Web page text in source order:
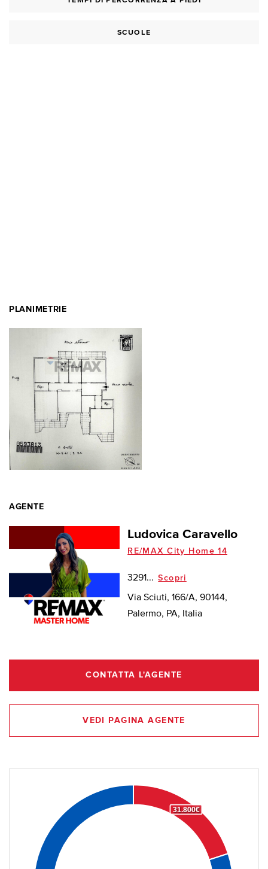
SCUOLE
PLANIMETRIE
AGENTE
Ludovica Caravello
RE/MAX City Home 14
3291... Scopri
Via Sciuti, 166/A, 90144,
Palermo, PA, Italia
CONTATTA L'AGENTE
VEDI PAGINA AGENTE
31.800€